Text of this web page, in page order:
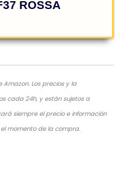
Los precios y la
cada 24h, y están sujetos a
siempre el precio e información
momento de la compra.